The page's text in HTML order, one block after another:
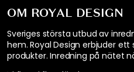
OM ROYAL DESIGN
Sveriges största utbud av
hem. Royal Design erbjuder
produkter. Inredning på nätet